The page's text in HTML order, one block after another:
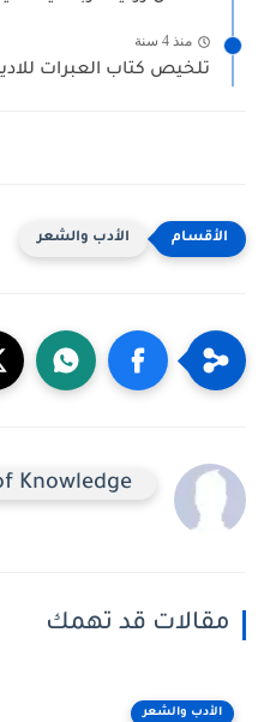
منذ 4 سنة
تلخيص كتاب العبرات
الأدب والشعر
Knowledge
مقالات قد تهمك
الأدب والشعر